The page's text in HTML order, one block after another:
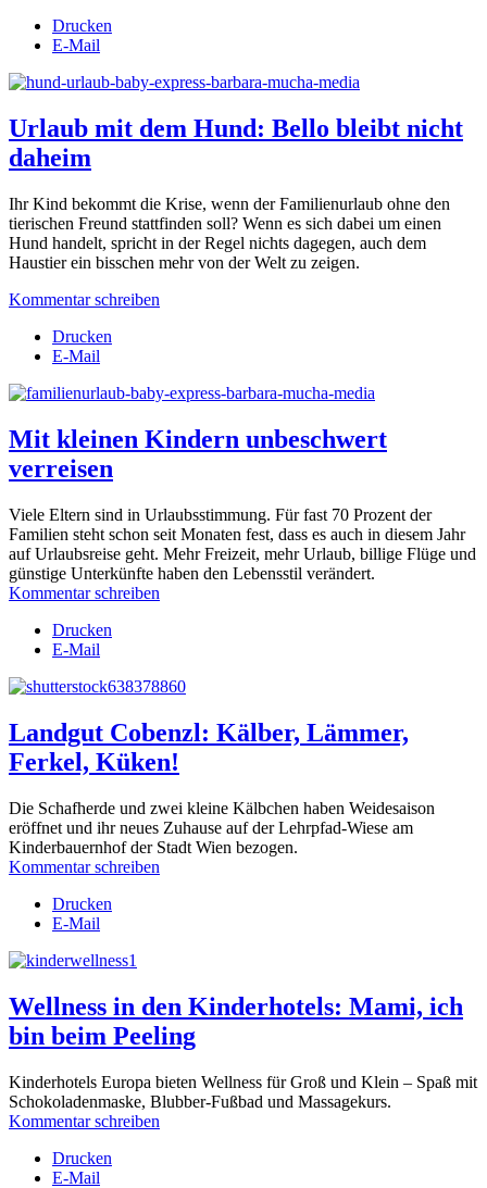
Drucken
E-Mail
Urlaub mit dem Hund: Bello bleibt nicht
daheim
Ihr Kind bekommt die Krise, wenn der Familienurlaub ohne den
tierischen Freund stattfinden soll? Wenn es sich dabei um einen
Hund handelt, spricht in der Regel nichts dagegen, auch dem
Haustier ein bisschen mehr von der Welt zu zeigen.
Kommentar schreiben
Drucken
E-Mail
Mit kleinen Kindern unbeschwert
verreisen
Viele Eltern sind in Urlaubsstimmung. Für fast 70 Prozent der
Familien steht schon seit Monaten fest, dass es auch in diesem Jahr
auf Urlaubsreise geht. Mehr Freizeit, mehr Urlaub, billige Flüge und
günstige Unterkünfte haben den Lebensstil verändert.
Kommentar schreiben
Drucken
E-Mail
Landgut Cobenzl: Kälber, Lämmer,
Ferkel, Küken!
Die Schafherde und zwei kleine Kälbchen haben Weidesaison
eröffnet und ihr neues Zuhause auf der Lehrpfad-Wiese am
Kinderbauernhof der Stadt Wien bezogen.
Kommentar schreiben
Drucken
E-Mail
Wellness in den Kinderhotels: Mami, ich
bin beim Peeling
Kinderhotels Europa bieten Wellness für Groß und Klein – Spaß mit
Schokoladenmaske, Blubber-Fußbad und Massagekurs.
Kommentar schreiben
Drucken
E-Mail